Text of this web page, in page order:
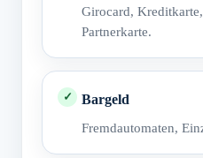
Girocard,
Partnerkarte.
Bargeld
Fremdautomaten,